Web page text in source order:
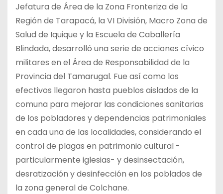
Jefatura de Área de la Zona Fronteriza de la
Región de Tarapacá, la VI División, Macro Zona de
Salud de Iquique y la Escuela de Caballería
Blindada, desarrolló una serie de acciones cívico
militares en el Área de Responsabilidad de la
Provincia del Tamarugal. Fue así como los
efectivos llegaron hasta pueblos aislados de la
comuna para mejorar las condiciones sanitarias
de los pobladores y dependencias patrimoniales
en cada una de las localidades, considerando el
control de plagas en patrimonio cultural -
particularmente iglesias- y desinsectación,
desratización y desinfección en los poblados de
la zona general de Colchane.